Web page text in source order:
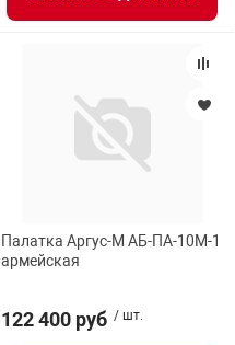
Палатка Аргус-М АБ-ПА-10М-1
армейская
122 400 руб / шт.